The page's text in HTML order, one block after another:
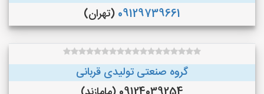
09129739661 (تهران)
گروه صنعتی تولیدی قربانی